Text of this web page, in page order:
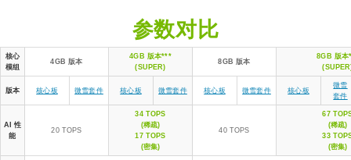
参数对比
核心
模组
4GB 版本
4GB 版本***
(SUPER)
8GB 版本
8GB 版本
版本 核心板 微雪套件 核心板 微雪套件 核心板 微雪套件 核心板
微雪
套件
AI 性
能
20 TOPS
34 TOPS
(稀疏)
17 TOPS
(密集)
40 TOPS
67
(稀疏)
33
(密集)